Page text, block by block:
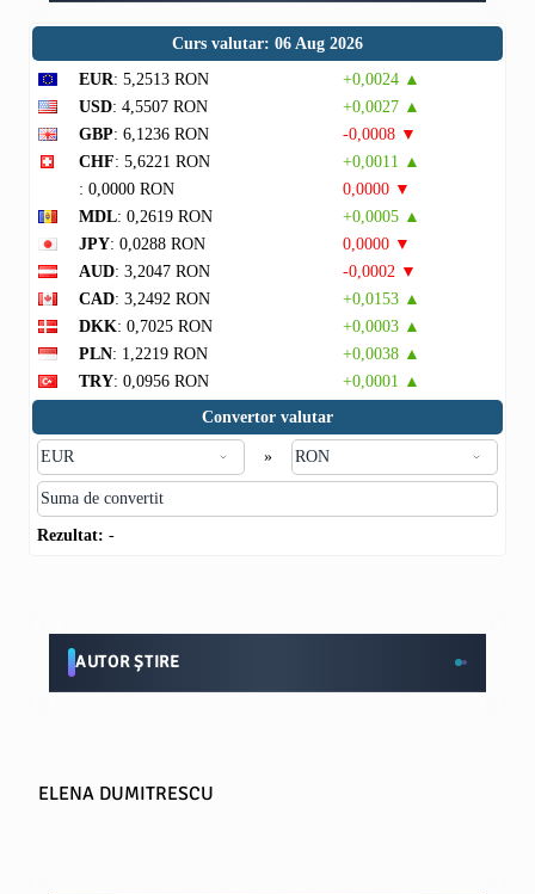
Curs valutar: 06 Aug 2026
EUR: 5,2513 RON
+0,0024 ▲
USD: 4,5507 RON
+0,0027 ▲
GBP: 6,1236 RON
-0,0008 ▼
CHF: 5,6221 RON
+0,0011 ▲
: 0,0000 RON
0,0000 ▼
MDL: 0,2619 RON
+0,0005 ▲
JPY: 0,0288 RON
0,0000 ▼
AUD: 3,2047 RON
-0,0002 ▼
CAD: 3,2492 RON
+0,0153 ▲
DKK: 0,7025 RON
+0,0003 ▲
PLN: 1,2219 RON
+0,0038 ▲
TRY: 0,0956 RON
+0,0001 ▲
Convertor valutar
»
Rezultat: -
AUTOR ȘTIRE
ELENA DUMITRESCU